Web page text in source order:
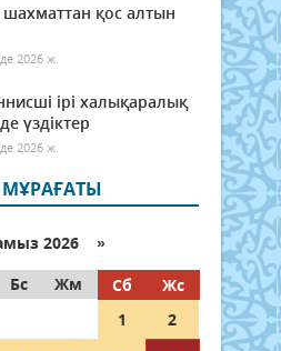
шахматтан қос алтын
2026 ж.
ірі халықаралық
үздіктер
2026 ж.
2026 »
Бс Жм Сб
Жс
1
2